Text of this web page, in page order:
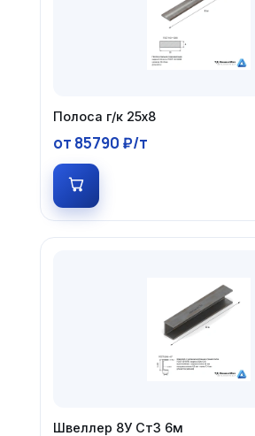
Полоса г/к 25х8
от 85790 ₽/т
Швеллер 8У Ст3 6м